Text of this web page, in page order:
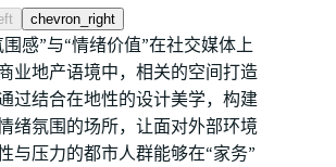
chevron_right
感”与“情绪价值”在社交媒体上
业地产语境中，相关的空间打造
过结合在地性的设计美学，构建
绪氛围的场所，让面对外部环境
与压力的都市人群能够在“家务”